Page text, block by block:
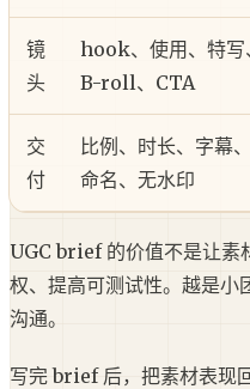
镜
头
hook、使用、特写
B-roll、CTA
交
付
比例、时长、字幕、
命名、无水印
UGC brief 的价值不是让素
权、提高可测试性。越是小
沟通。
写完 brief 后，把素材表现